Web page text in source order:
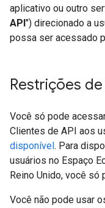
aplicativo ou outro
API") direcionado a
possa ser acessado
Restrições
Você só pode
Clientes de API aos
disponível. Para
usuários no Espaço
Reino Unido, você só
Você não pode usar